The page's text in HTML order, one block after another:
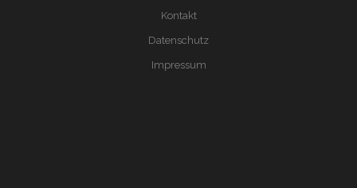
Kontakt
Datenschutz
Impressum